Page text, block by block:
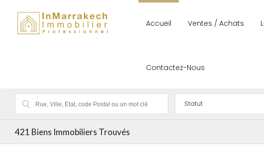
Accueil Ventes / Achats
Contactez-Nous
Statut
Location
421 Biens Immobiliers Trouvés